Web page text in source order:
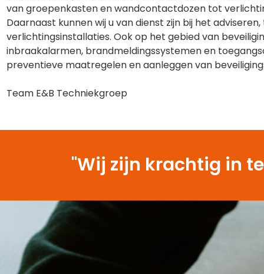
van groepenkasten en wandcontactdozen tot
Daarnaast kunnen wij u van dienst zijn bij het
verlichtingsinstallaties. Ook op het gebied van
inbraakalarmen, brandmeldingssystemen en
preventieve maatregelen en aanleggen van
Team E&B Techniekgroep
"Wij zijn krachtig in